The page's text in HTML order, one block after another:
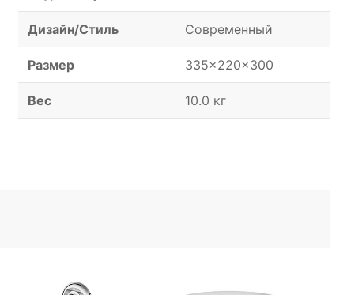
Дизайн/Стиль Современный
Размер 335x220x300
Вес 10.0 кг